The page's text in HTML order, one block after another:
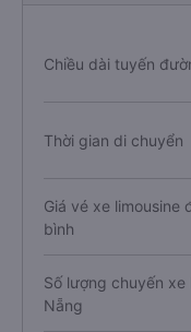
Chiều dài tuyến
Thời gian di chuyển
Giá vé xe limousine
bình
Số lượng chuyến xe
Nẵng